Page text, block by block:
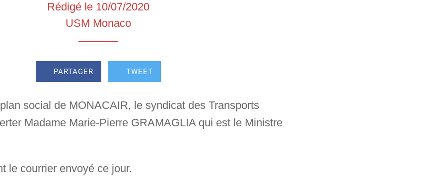
Rédigé le 10/07/2020
USM Monaco
PARTAGER TWEET
plan social de MONACAIR, le syndicat des Transports
Madame Marie-Pierre GRAMAGLIA qui est le Ministre
le courrier envoyé ce jour.